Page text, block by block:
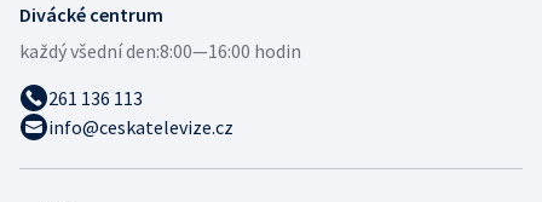
Divácké centrum
každý všední den:8:00—16:00 hodin
261 136 113
info@ceskatelevize.cz